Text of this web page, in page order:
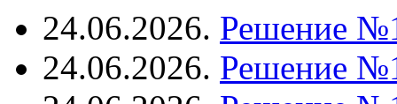
24.06.2026. Решение
24.06.2026. Решение